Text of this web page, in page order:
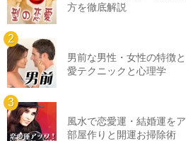
方を徹底解説
男前な男性・女性の特徴
愛テクニックと心理学
風水で恋愛運・結婚運を
部屋作りと開運お掃除術